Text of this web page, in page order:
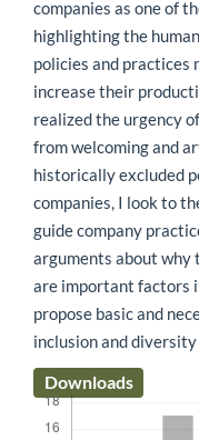
companies as one of
highlighting the
policies and practices
increase their
realized the urgency
from welcoming and
historically excluded
companies, I look to
guide company
arguments about why
are important factors
propose basic and
inclusion and diversity
Downloads